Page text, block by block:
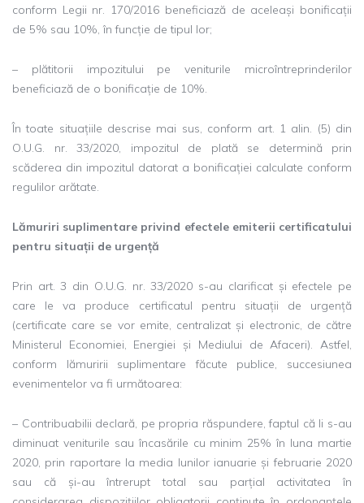
conform Legii nr. 170/2016 beneficiază de aceleași bonificații
de 5% sau 10%, în funcție de tipul lor;
– plătitorii impozitului pe veniturile microîntreprinderilor
beneficiază de o bonificație de 10%.
În toate situațiile descrise mai sus, conform art. 1 alin. (5) din
O.U.G. nr. 33/2020, impozitul de plată se determină prin
scăderea din impozitul datorat a bonificației calculate conform
regulilor arătate.
Lămuriri suplimentare privind efectele emiterii certificatului
pentru situații de urgență
Prin art. 3 din O.U.G. nr. 33/2020 s-au clarificat și efectele pe
care le va produce certificatul pentru situații de urgență
(certificate care se vor emite, centralizat și electronic, de către
Ministerul Economiei, Energiei și Mediului de Afaceri). Astfel,
conform lămuririi suplimentare făcute publice, succesiunea
evenimentelor va fi următoarea:
– Contribuabilii declară, pe propria răspundere, faptul că li s-au
diminuat veniturile sau încasările cu minim 25% în luna martie
2020, prin raportare la media lunilor ianuarie și februarie 2020
sau că și-au întrerupt total sau parțial activitatea în